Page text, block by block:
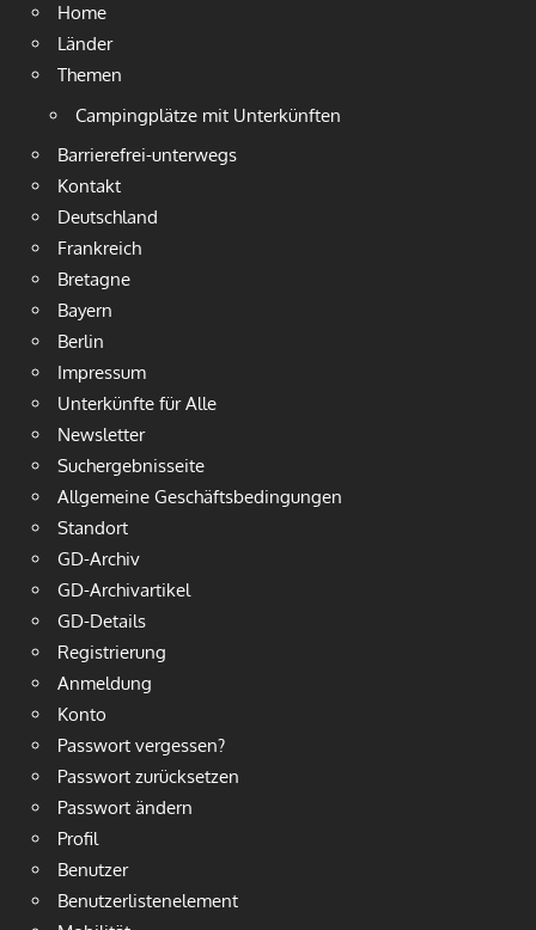
Home
Länder
Themen
Campingplätze mit Unterkünften
Barrierefrei-unterwegs
Kontakt
Deutschland
Frankreich
Bretagne
Bayern
Berlin
Impressum
Unterkünfte für Alle
Newsletter
Suchergebnisseite
Allgemeine Geschäftsbedingungen
Standort
GD-Archiv
GD-Archivartikel
GD-Details
Registrierung
Anmeldung
Konto
Passwort vergessen?
Passwort zurücksetzen
Passwort ändern
Profil
Benutzer
Benutzerlistenelement